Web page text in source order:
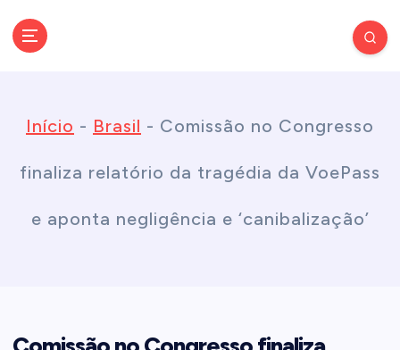
Início - Brasil - Comissão no Congresso
finaliza relatório da tragédia da VoePass
e aponta negligência e ‘canibalização’